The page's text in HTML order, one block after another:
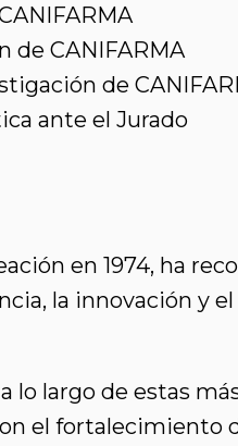
de CANIFARMA
de
ante el Jurado
en 1974, ha
la innovación y
lo largo de estas
el fortalecimiento